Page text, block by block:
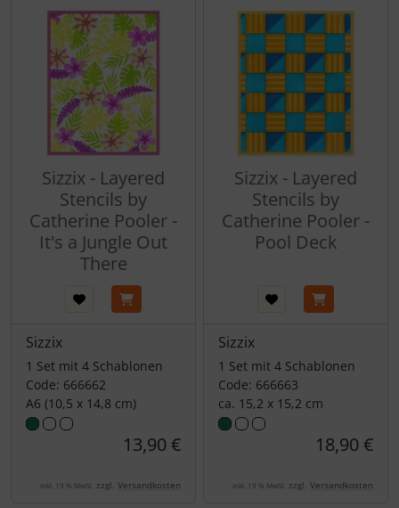
Sizzix - Layered
Stencils by
Catherine Pooler -
It's a Jungle Out
There
Sizzix
1 Set mit 4 Schablonen
Code: 666662
A6 (10,5 x 14,8 cm)
13,90 €
inkl. 19 % MwSt. zzgl. Versandkosten
Sizzix - Layered
Stencils by
Catherine Pooler -
Pool Deck
Sizzix
1 Set mit 4 Schablonen
Code: 666663
ca. 15,2 x 15,2 cm
18,90 €
inkl. 19 % MwSt. zzgl. Versandkosten